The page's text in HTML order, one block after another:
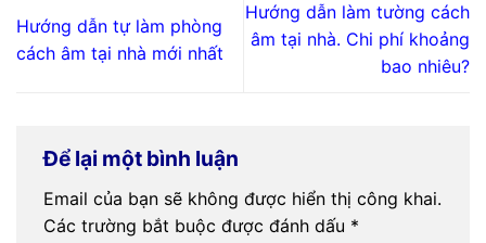
Hướng dẫn tự làm phòng
cách âm tại nhà mới nhất
Hướng dẫn làm tường cách
âm tại nhà. Chi phí khoảng
bao nhiêu?
Để lại một bình luận
Email của bạn sẽ không được hiển thị công khai.
Các trường bắt buộc được đánh dấu *